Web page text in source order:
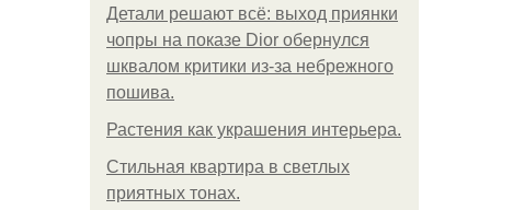
Детали решают всё: выход приянки
чопры на показе Dior обернулся
шквалом критики из-за небрежного
пошива.
Растения как украшения интерьера.
Стильная квартира в светлых
приятных тонах.